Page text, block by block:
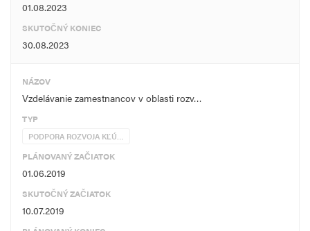
01.08.2023
SKUTOČNÝ KONIEC
30.08.2023
NÁZOV
Vzdelávanie zamestnancov v oblasti rozv…
TYP
PODPORA ROZVOJA KĽÚ…
PLÁNOVANÝ ZAČIATOK
01.06.2019
SKUTOČNÝ ZAČIATOK
10.07.2019